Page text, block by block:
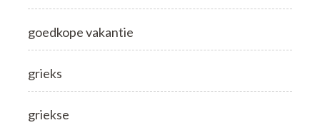
goedkope vakantie
grieks
griekse